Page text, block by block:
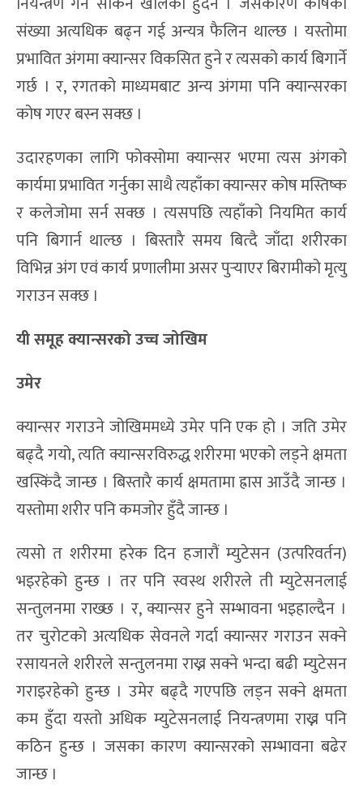
संख्या अत्यधिक बढ्न गई अन्यत्र फैलिन थाल्छ । यस्तोमा
प्रभावित अंगमा क्यान्सर विकसित हुने र त्यसको कार्य बिगार्ने
गर्छ । र, रगतको माध्यमबाट अन्य अंगमा पनि क्यान्सरका
कोष गएर बस्न सक्छ ।
उदारहणका लागि फोक्सोमा क्यान्सर भएमा त्यस अंगको
कार्यमा प्रभावित गर्नुका साथै त्यहाँका क्यान्सर कोष मस्तिष्क
र कलेजोमा सर्न सक्छ । त्यसपछि त्यहाँको नियमित कार्य
पनि बिगार्न थाल्छ । बिस्तारै समय बित्दै जाँदा शरीरका
विभिन्न अंग एवं कार्य प्रणालीमा असर पुर्‍याएर बिरामीको मृत्यु
गराउन सक्छ ।
यी समूह क्यान्सरको उच्च जोखिम
उमेर
क्यान्सर गराउने जोखिममध्ये उमेर पनि एक हो । जति उमेर
बढ्दै गयो, त्यति क्यान्सरविरुद्ध शरीरमा भएको लड्ने क्षमता
खस्किंदै जान्छ । बिस्तारै कार्य क्षमतामा ह्रास आउँदै जान्छ ।
यस्तोमा शरीर पनि कमजोर हुँदै जान्छ ।
त्यसो त शरीरमा हरेक दिन हजारौं म्युटेसन (उत्परिवर्तन)
भइरहेको हुन्छ । तर पनि स्वस्थ शरीरले ती म्युटेसनलाई
सन्तुलनमा राख्छ । र, क्यान्सर हुने सम्भावना भइहाल्दैन ।
तर चुरोटको अत्यधिक सेवनले गर्दा क्यान्सर गराउन सक्ने
रसायनले शरीरले सन्तुलनमा राख्न सक्ने भन्दा बढी म्युटेसन
गराइरहेको हुन्छ । उमेर बढ्दै गएपछि लड्न सक्ने क्षमता
कम हुँदा यस्तो अधिक म्युटेसनलाई नियन्त्रणमा राख्न पनि
कठिन हुन्छ । जसका कारण क्यान्सरको सम्भावना बढेर
जान्छ ।